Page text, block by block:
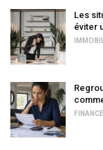
Les
éviter
FINANCE